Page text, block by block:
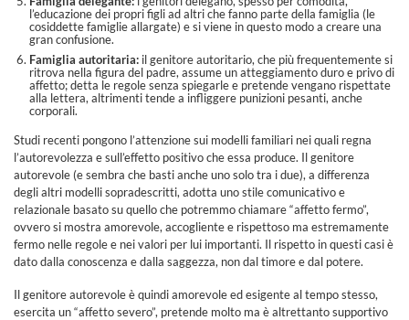
l’educazione dei propri figli ad altri che fanno parte della famiglia (le
cosiddette famiglie allargate) e si viene in questo modo a creare una
gran confusione.
Famiglia autoritaria:il genitore autoritario, che più frequentemente si
ritrova nella figura del padre, assume un atteggiamento duro e privo di
affetto; detta le regole senza spiegarle e pretende vengano rispettate
alla lettera, altrimenti tende a infliggere punizioni pesanti, anche
corporali.
Studi recenti pongono l’attenzione sui modelli familiari nei quali regna
l’autorevolezza e sull’effetto positivo che essa produce. Il genitore
autorevole (e sembra che basti anche uno solo tra i due), a differenza
degli altri modelli sopradescritti, adotta uno stile comunicativo e
relazionale basato su quello che potremmo chiamare “affetto fermo”,
ovvero si mostra amorevole, accogliente e rispettoso ma estremamente
fermo nelle regole e nei valori per lui importanti. Il rispetto in questi casi è
dato dalla conoscenza e dalla saggezza, non dal timore e dal potere.
Il genitore autorevole è quindi amorevole ed esigente al tempo stesso,
esercita un “affetto severo”, pretende molto ma è altrettanto supportivo